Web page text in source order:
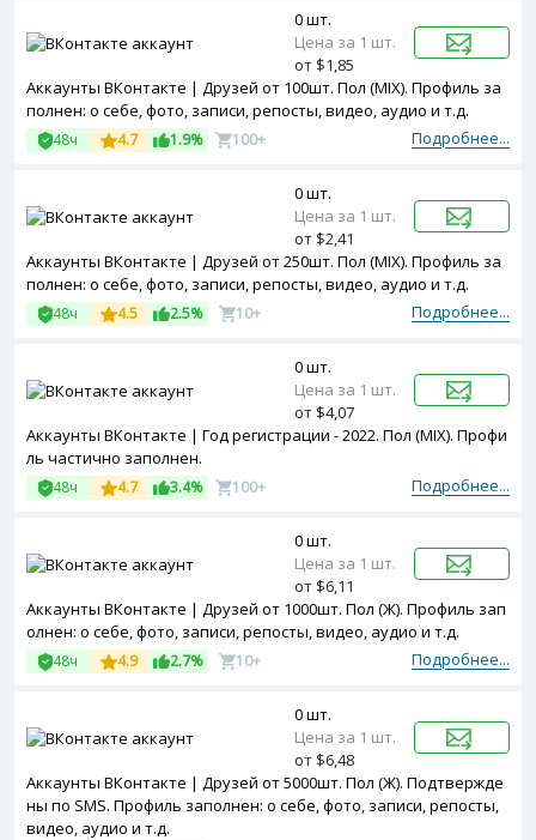
Аккаунты ВКонтакте | Друзей от 100шт. Пол (MIX). Профиль за
полнен: о себе, фото, записи, репосты, видео, аудио и т.д.
Подробнее...
48ч 4.7 1.9% 100+
0 шт.
Цена за 1 шт.
от $1,85
Аккаунты ВКонтакте | Друзей от 250шт. Пол (MIX). Профиль за
полнен: о себе, фото, записи, репосты, видео, аудио и т.д.
Подробнее...
48ч 4.5 2.5% 10+
0 шт.
Цена за 1 шт.
от $2,41
Аккаунты ВКонтакте | Год регистрации - 2022. Пол (MIX). Профи
ль частично заполнен.
Подробнее...
48ч 4.7 3.4% 100+
0 шт.
Цена за 1 шт.
от $4,07
Аккаунты ВКонтакте | Друзей от 1000шт. Пол (Ж). Профиль зап
олнен: о себе, фото, записи, репосты, видео, аудио и т.д.
Подробнее...
48ч 4.9 2.7% 10+
0 шт.
Цена за 1 шт.
от $6,11
Аккаунты ВКонтакте | Друзей от 5000шт. Пол (Ж). Подтвержде
ны по SMS. Профиль заполнен: о себе, фото, записи, репосты,
видео, аудио и т.д.
0 шт.
Цена за 1 шт.
от $6,48